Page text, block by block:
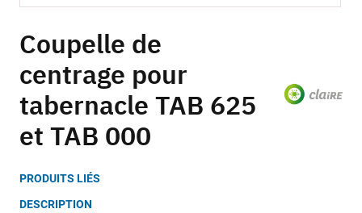
to
the
beginning
of
the
gallery
Coupelle de
centrage pour
tabernacle TAB 625
et TAB 000
PRODUITS LIÉS
DESCRIPTION